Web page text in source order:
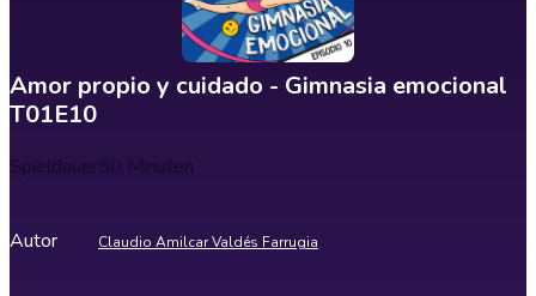
Amor propio y cuidado - Gimnasia emocional
T01E10
Spieldauer50 Minuten
Autor Claudio Amilcar Valdés Farrugia